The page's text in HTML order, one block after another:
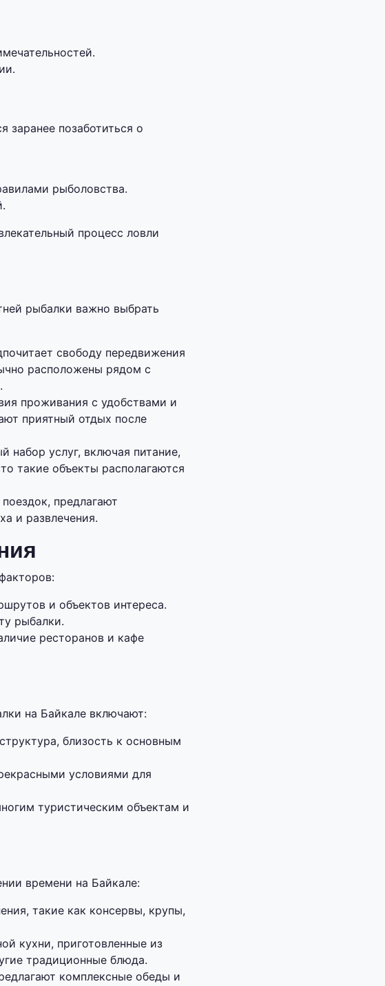
заранее позаботиться о
рыболовства.
процесс ловли
рыбалки важно выбрать
свободу передвижения
расположены рядом с
проживания с удобствами и
приятный отдых после
набор услуг, включая питание,
такие объекты располагаются
предлагают
и развлечения.
и объектов интереса.
рыбалки.
ресторанов и кафе
на Байкале включают:
близость к основным
условиями для
туристическим объектам и
времени на Байкале:
такие как консервы, крупы,
кухни, приготовленные из
традиционные блюда.
комплексные обеды и